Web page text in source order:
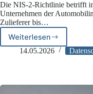
Die NIS-2-Richtlinie betrifft
Unternehmen der
Zulieferer bis…
Weiterlesen
NIS-
2
und
14.05.2026